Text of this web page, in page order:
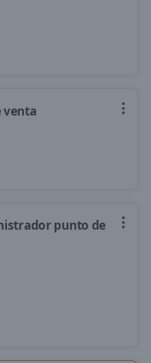
punto de